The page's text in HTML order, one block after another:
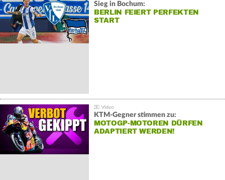
Sieg in Bochum:
BERLIN FEIERT PERFEKTEN
START
KTM-Gegner stimmen zu:
MOTOGP-MOTOREN DÜRFEN
ADAPTIERT WERDEN!